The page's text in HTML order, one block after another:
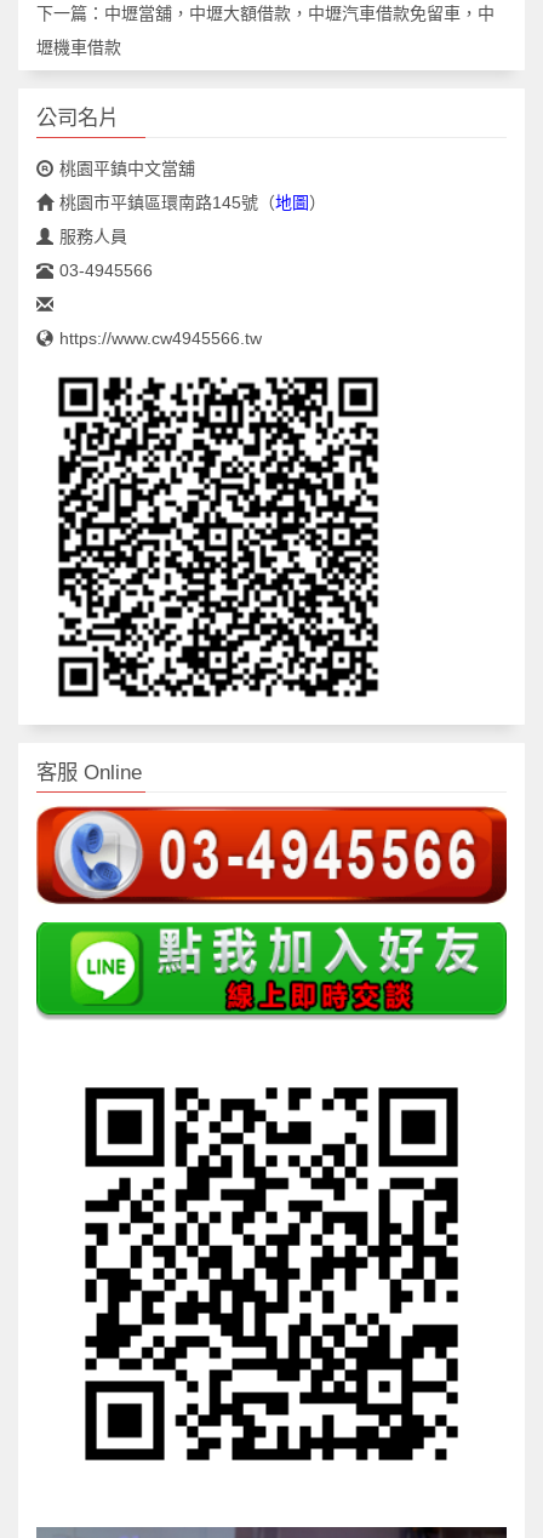
下一篇： 中壢當舖，中壢大額借款，中壢汽車借款免留車，中
壢機車借款
公司名片
桃園平鎮中文當舖
桃園市平鎮區環南路145號 （地圖）
服務人員
03-4945566
https://www.cw4945566.tw
客服 Online